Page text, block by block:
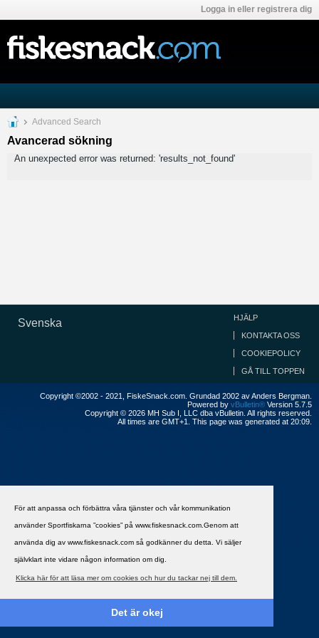
För att anpassa och förbättra våra tjänster och vår kommunikation
använder Sportfiskarna ”cookies” på www.fiskesnack.com.Genom att
använda dig av www.fiskesnack.com så godkänner du detta. Vi säljer
självklart inte vidare någon information om dig.
Klicka här för att läsa mer om cookies och hur du tackar nej till dem.
Det är okej
Logga in eller registrera dig
Advanced Search
Avancerad sökning
An unexpected error was returned: 'results_not_found'
Svenska HJÄLP
KONTAKTA OSS
COOKIEPOLICY
GÅ TILL TOPPEN
Copyright ©2002 - 2021, FiskeSnack.com. Grundad 2002 av Anders Bergman.
Powered by vBulletin® Version 5.7.5
Copyright © 2026 MH Sub I, LLC dba vBulletin. All rights reserved.
All times are GMT+1. This page was generated at 20:09.